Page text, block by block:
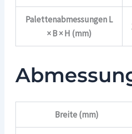
Palettenabmessungen L
× B × H (mm)
Breite (mm)